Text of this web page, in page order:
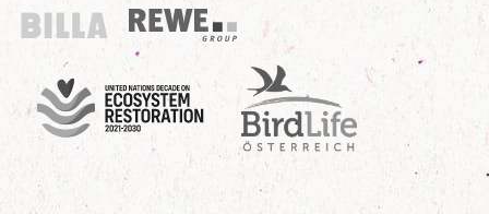
Billa
REWE Group
UN Decade
Birdlife